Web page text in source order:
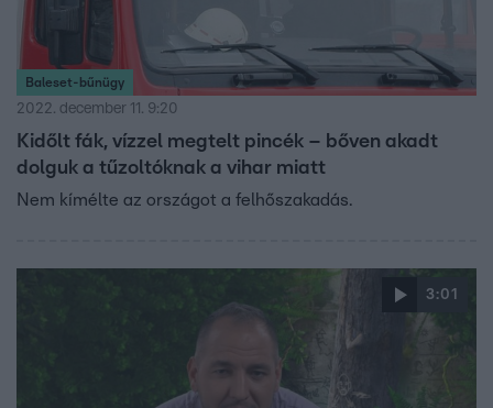
Baleset-bűnügy
2022. december 11. 9:20
Kidőlt fák, vízzel megtelt pincék – bőven akadt
dolguk a tűzoltóknak a vihar miatt
Nem kímélte az országot a felhőszakadás.
3:01